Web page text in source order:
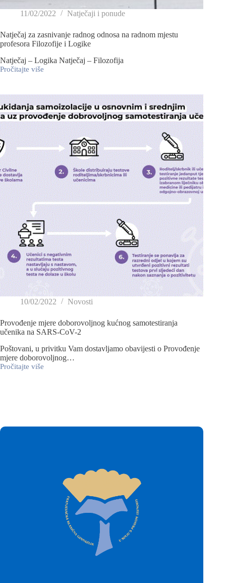
11/02/2022 Natječaji i ponude
Natječaj za zasnivanje radnog odnosa na radnom mjestu
profesora Filozofije i Logike
Natječaj – Logika Natječaj – Filozofija
Pročitajte više
10/02/2022 Novosti
Provođenje mjere doborovoljnog kućnog samotestiranja
učenika na SARS-CoV-2
Poštovani, u privitku Vam dostavljamo obavijesti o Provođenje
mjere doborovoljnog…
Pročitajte više